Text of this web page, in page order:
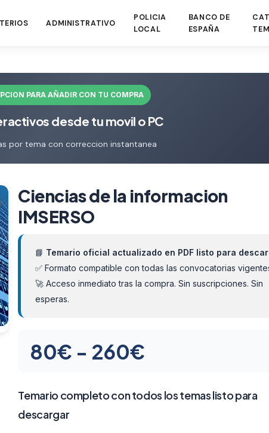
ADMINISTRATIVO
POLICIA
LOCAL
BANCO DE
ESPAÑA
PARA AÑADIR CON TU COMPRA
desde tu movil o PC
por tema con correccion instantanea
Ciencias de la informacion
IMSERSO
📘 Temario oficial actualizado en PDF listo para
✅ Formato compatible con todas las convocatorias
🚀 Acceso inmediato tras la compra. Sin suscripciones. Sin
esperas.
80€ - 260€
precios:
Temario completo con todos los temas listo para
descargar